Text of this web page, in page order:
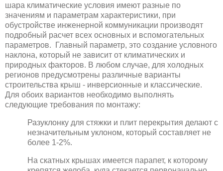
шара климатические условия имеют разные по
значениям и параметрам характеристики, при
обустройстве инженерной коммуникации производят
подробный расчет всех основных и вспомогательных
параметров. Главный параметр, это создание условного
наклона, который не зависит от климатических и
природных факторов. В любом случае, для холодных
регионов предусмотрены различные варианты
строительства крыш - инверсионные и классические.
Для обоих вариантов необходимо выполнять
следующие требования по монтажу:
Разуклонку для стяжки и плит перекрытия делают с
незначительным уклоном, который составляет не
более 1-2%.
На скатных крышах имеется парапет, к которому